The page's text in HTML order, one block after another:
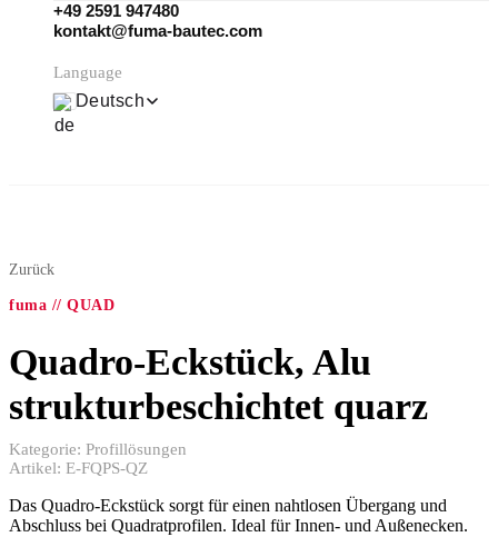
+49 2591 947480
kontakt@fuma-bautec.com
Language
Deutsch
Zurück
fuma // QUAD
Quadro-Eckstück, Alu
strukturbeschichtet quarz
Kategorie: Profillösungen
Artikel: E-FQPS-QZ
Das Quadro-Eckstück sorgt für einen nahtlosen Übergang und
Abschluss bei Quadratprofilen. Ideal für Innen- und Außenecken.